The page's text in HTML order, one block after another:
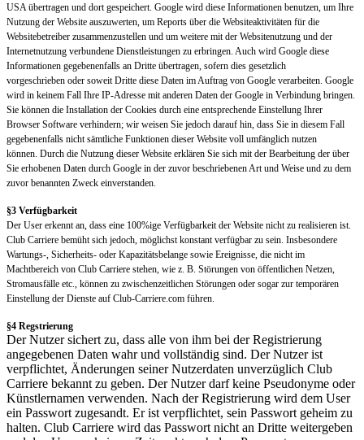
USA übertragen und dort gespeichert. Google wird diese Informationen benutzen, um Ihre
Nutzung der Website auszuwerten, um Reports über die Websiteaktivitäten für die
Websitebetreiber zusammenzustellen und um weitere mit der Websitenutzung und der
Internetnutzung verbundene Dienstleistungen zu erbringen. Auch wird Google diese
Informationen gegebenenfalls an Dritte übertragen, sofern dies gesetzlich
vorgeschrieben oder soweit Dritte diese Daten im Auftrag von Google verarbeiten. Google
wird in keinem Fall Ihre IP-Adresse mit anderen Daten der Google in Verbindung bringen.
Sie können die Installation der Cookies durch eine entsprechende Einstellung Ihrer
Browser Software verhindern; wir weisen Sie jedoch darauf hin, dass Sie in diesem Fall
gegebenenfalls nicht sämtliche Funktionen dieser Website voll umfänglich nutzen
können. Durch die Nutzung dieser Website erklären Sie sich mit der Bearbeitung der über
Sie erhobenen Daten durch Google in der zuvor beschriebenen Art und Weise und zu dem
zuvor benannten Zweck einverstanden.
§3 Verfügbarkeit
Der User erkennt an, dass eine 100%ige Verfügbarkeit der Website nicht zu realisieren ist.
Club Carriere bemüht sich jedoch, möglichst konstant verfügbar zu sein. Insbesondere
Wartungs-, Sicherheits- oder Kapazitätsbelange sowie Ereignisse, die nicht im
Machtbereich von Club Carriere stehen, wie z. B. Störungen von öffentlichen Netzen,
Stromausfälle etc., können zu zwischenzeitlichen Störungen oder sogar zur temporären
Einstellung der Dienste auf Club-Carriere.com führen.
§4 Regstrierung
Der Nutzer sichert zu, dass alle von ihm bei der Registrierung
angegebenen Daten wahr und vollständig sind. Der Nutzer ist
verpflichtet, Änderungen seiner Nutzerdaten unverzüglich Club
Carriere bekannt zu geben. Der Nutzer darf keine Pseudonyme oder
Künstlernamen verwenden. Nach der Registrierung wird dem User
ein Passwort zugesandt. Er ist verpflichtet, sein Passwort geheim zu
halten. Club Carriere wird das Passwort nicht an Dritte weitergeben